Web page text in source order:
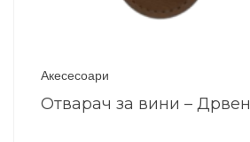
Акесесоари
Отварач за вини – Дрвен